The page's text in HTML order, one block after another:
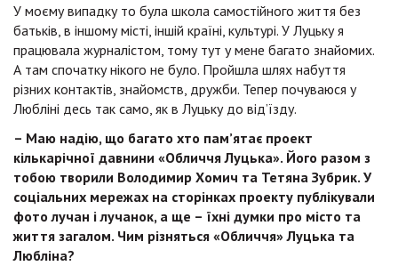
У моєму випадку то була школа самостійного життя без
батьків, в іншому місті, іншій країні, культурі. У Луцьку я
працювала журналістом, тому тут у мене багато знайомих.
А там спочатку нікого не було. Пройшла шлях набуття
різних контактів, знайомств, дружби. Тепер почуваюся у
Любліні десь так само, як в Луцьку до від’їзду.
– Маю надію, що багато хто пам’ятає проект
кількарічної давнини «Обличчя Луцька». Його разом з
тобою творили Володимир Хомич та Тетяна Зубрик. У
соціальних мережах на сторінках проекту публікували
фото лучан і лучанок, а ще – їхні думки про місто та
життя загалом. Чим різняться «Обличчя» Луцька та
Любліна?